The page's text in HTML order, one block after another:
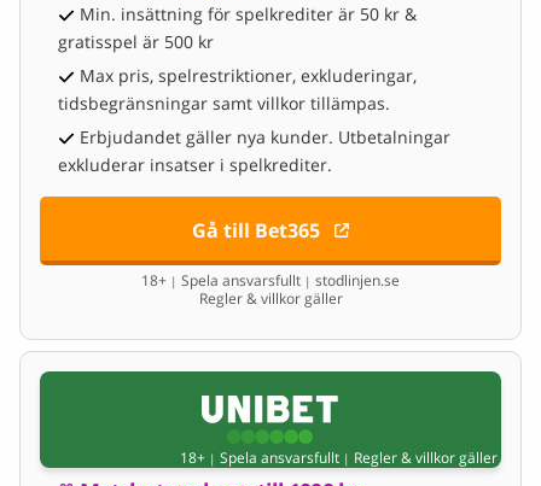
Min. insättning för spelkrediter är 50 kr &
gratisspel är 500 kr
Max pris, spelrestriktioner, exkluderingar,
tidsbegränsningar samt villkor tillämpas.
Erbjudandet gäller nya kunder. Utbetalningar
exkluderar insatser i spelkrediter.
Gå till Bet365
18+ | Spela ansvarsfullt | stodlinjen.se
Regler & villkor gäller
18+ | Spela ansvarsfullt | Regler & villkor gäller